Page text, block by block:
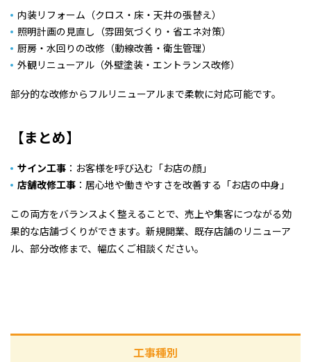
内装リフォーム（クロス・床・天井の張替え）
照明計画の見直し（雰囲気づくり・省エネ対策）
厨房・水回りの改修（動線改善・衛生管理）
外観リニューアル（外壁塗装・エントランス改修）
部分的な改修からフルリニューアルまで柔軟に対応可能です。
【まとめ】
サイン工事 ：お客様を呼び込む「お店の顔」
店舗改修工事 ：居心地や働きやすさを改善する「お店の中身」
この両方をバランスよく整えることで、売上や集客につながる効
果的な店舗づくりができます。新規開業、既存店舗のリニューア
ル、部分改修まで、幅広くご相談ください。
工事種別